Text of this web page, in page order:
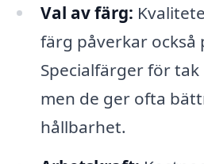
Val av färg:
färg påverkar också
Specialfärger för tak
men de ger ofta
hållbarhet.